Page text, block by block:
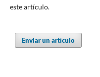
este artículo.
Enviar un artículo